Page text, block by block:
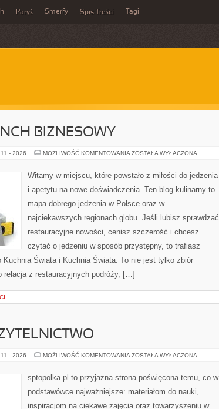
Paryż Smerfy Spis Treści Tagi
BIZNESOWY
- 2026 MOŻLIWOŚĆ KOMENTOWANIA MIEJSCA
BIZNESOWY
ZOSTAŁA WYŁĄCZONA
Witamy w miejscu, które powstało z miłości do jedzenia
i apetytu na nowe doświadczenia. Ten blog kulinarny to
mapa dobrego jedzenia w Polsce oraz w
najciekawszych regionach globu. Jeśli lubisz sprawdzać
restauracyjne nowości, cenisz szczerość i chcesz
czytać o jedzeniu w sposób przystępny, to trafiasz
Kuchnia Świata i Kuchnia Świata. To nie jest tylko zbiór
relacja z restauracyjnych podróży, […]
- 2026 MOŻLIWOŚĆ KOMENTOWANIA BIBLIOTEKA
ZOSTAŁA WYŁĄCZONA
sptopolka.pl to przyjazna strona poświęcona temu, co w
podstawówce najważniejsze: materiałom do nauki,
inspiracjom na ciekawe zajęcia oraz towarzyszeniu w